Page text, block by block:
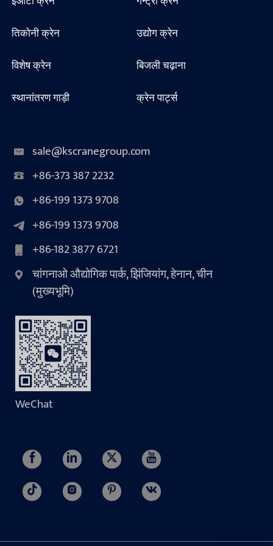
तिकोनी क्रेन
उद्योग क्रेन
विशेष क्रेन
बिजली चढ़ाना
स्थानांतरण गाड़ी
क्रेन पार्ट्स
sale@kscranegroup.com
+86-373 387 2232
+86-199 1373 9708
+86-199 1373 9708
+86-182 3877 6721
चांगनाओ औद्योगिक पार्क, झिंजियांग, हेनान, चीन
(मुख्यभूमि)
WeChat